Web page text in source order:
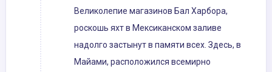
Великолепие магазинов Бал Харбора,
роскошь яхт в Мексиканском заливе
надолго застынут в памяти всех. Здесь, в
Майами, расположился всемирно